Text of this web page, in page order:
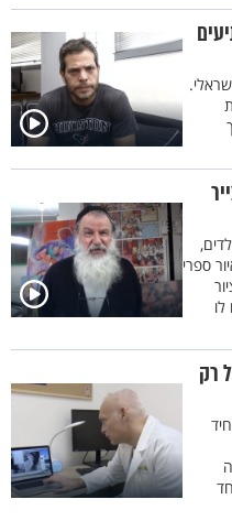
מפתיעים
ישראלי.
ספרי
רק